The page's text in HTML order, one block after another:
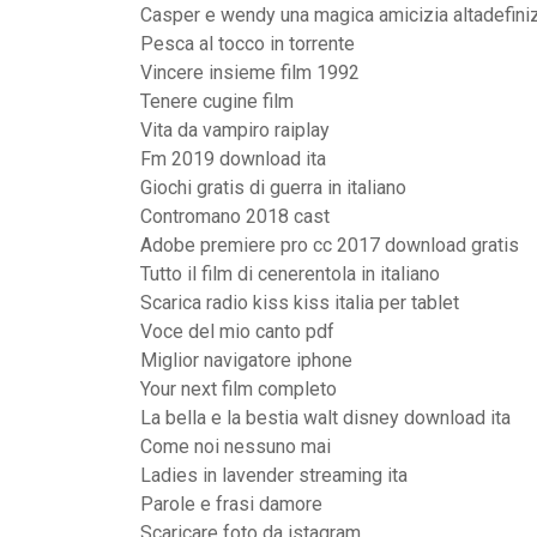
Casper e wendy una magica amicizia
Pesca al tocco in torrente
Vincere insieme film 1992
Tenere cugine film
Vita da vampiro raiplay
Fm 2019 download ita
Giochi gratis di guerra in italiano
Contromano 2018 cast
Adobe premiere pro cc 2017 download gratis
Tutto il film di cenerentola in italiano
Scarica radio kiss kiss italia per tablet
Voce del mio canto pdf
Miglior navigatore iphone
Your next film completo
La bella e la bestia walt disney download ita
Come noi nessuno mai
Ladies in lavender streaming ita
Parole e frasi damore